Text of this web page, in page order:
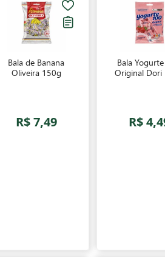
Bala de Banana
Oliveira 150g
R$ 7,49
Bala
Original Dori
R$